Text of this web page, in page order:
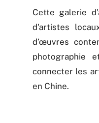
Cette galerie
d'artistes
d’œuvres
photographie
connecter les
en Chine.